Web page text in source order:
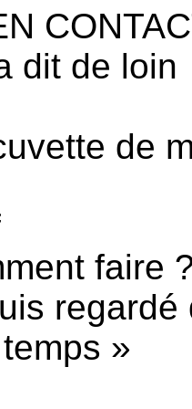
dit de loin
de
faire
regardé
»